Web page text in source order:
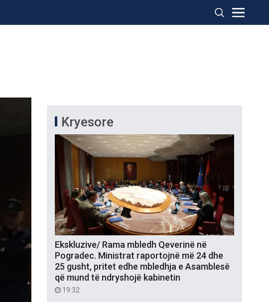
Kryesore
Ekskluzive/ Rama mbledh Qeverinë në
Pogradec. Ministrat raportojnë më 24 dhe
25 gusht, pritet edhe mbledhja e Asamblesë
që mund të ndryshojë kabinetin
19:32